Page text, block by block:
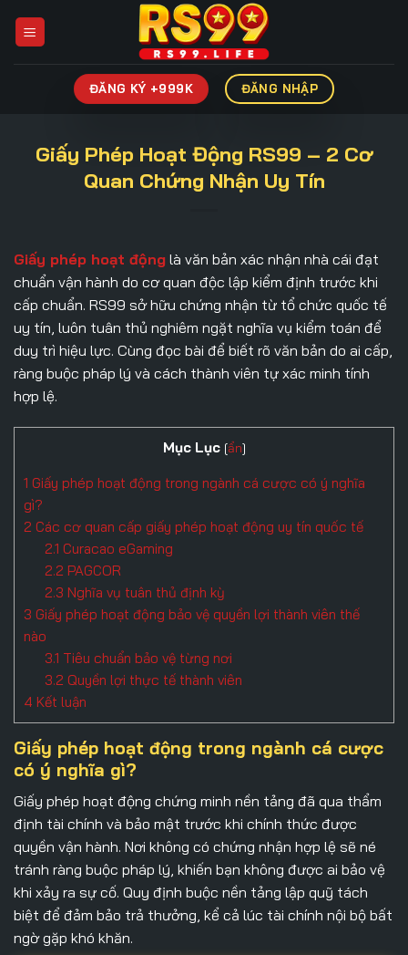
ĐĂNG KÝ +999K ĐĂNG NHẬP
Giấy Phép Hoạt Động RS99 – 2 Cơ
Quan Chứng Nhận Uy Tín
Giấy phép hoạt động là văn bản xác nhận nhà cái đạt
chuẩn vận hành do cơ quan độc lập kiểm định trước khi
cấp chuẩn. RS99 sở hữu chứng nhận từ tổ chức quốc tế
uy tín, luôn tuân thủ nghiêm ngặt nghĩa vụ kiểm toán để
duy trì hiệu lực. Cùng đọc bài để biết rõ văn bản do ai cấp,
ràng buộc pháp lý và cách thành viên tự xác minh tính
hợp lệ.
Mục Lục [ẩn]
1 Giấy phép hoạt động trong ngành cá cược có ý nghĩa
gì?
2 Các cơ quan cấp giấy phép hoạt động uy tín quốc tế
2.1 Curacao eGaming
2.2 PAGCOR
2.3 Nghĩa vụ tuân thủ định kỳ
3 Giấy phép hoạt động bảo vệ quyền lợi thành viên thế
nào
3.1 Tiêu chuẩn bảo vệ từng nơi
3.2 Quyền lợi thực tế thành viên
4 Kết luận
Giấy phép hoạt động trong ngành cá cược
có ý nghĩa gì?
Giấy phép hoạt động chứng minh nền tảng đã qua thẩm
định tài chính và bảo mật trước khi chính thức được
quyền vận hành. Nơi không có chứng nhận hợp lệ sẽ né
tránh ràng buộc pháp lý, khiến bạn không được ai bảo vệ
khi xảy ra sự cố. Quy định buộc nền tảng lập quỹ tách
biệt để đảm bảo trả thưởng, kể cả lúc tài chính nội bộ bất
ngờ gặp khó khăn.